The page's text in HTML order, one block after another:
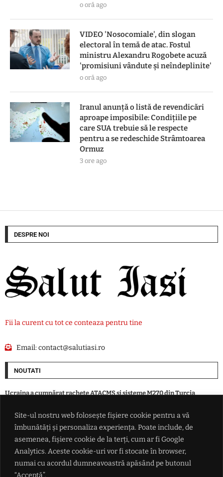
Site-ul nostru web folosește fișiere cookie pentru a vă
îmbunătăți și personaliza experiența. Poate include, de
asemenea, fișiere cookie de la terți, cum ar fi Google
Analytics. Aceste cookie-uri vor fi stocate în browser,
numai cu acordul dumneavoastră apăsând pe butonul
“Acceptă”.
o oră ago
VIDEO 'Nosocomiale', din slogan
electoral în temă de atac. Fostul
ministru Alexandru Rogobete acuză
'promisiuni vândute și neîndeplinite'
o oră ago
Iranul anunță o listă de revendicări
aproape imposibile: Condițiile pe
care SUA trebuie să le respecte
pentru a se redeschide Strâmtoarea
Ormuz
3 ore ago
DESPRE NOI
Fii la curent cu tot ce conteaza pentru tine
Email:contact@salutiasi.ro
NOUTATI
Ucraina a cumpărat rachete ATACMS și sisteme M270 din Turcia
Momentul zero: Anul din care seceta și căldura extremă au devenit o
regulă. Până atunci, aceste cazuri erau o raritate
'Îți dă cu cenușă pe panouri și s-a terminat': Traian Băsescu avertizează
asupra vulnerabilității sistemului energetic